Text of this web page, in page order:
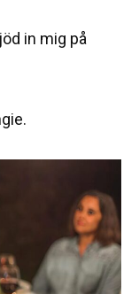
in mig på